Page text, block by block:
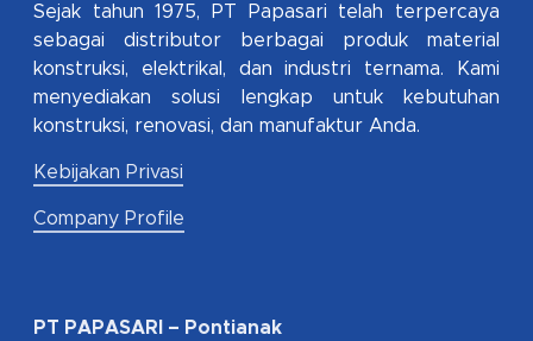
Sejak tahun 1975, PT Papasari telah terpercaya
sebagai distributor berbagai produk material
konstruksi, elektrikal, dan industri ternama. Kami
menyediakan solusi lengkap untuk kebutuhan
konstruksi, renovasi, dan manufaktur Anda.
Kebijakan Privasi
Company Profile
PT PAPASARI – Pontianak